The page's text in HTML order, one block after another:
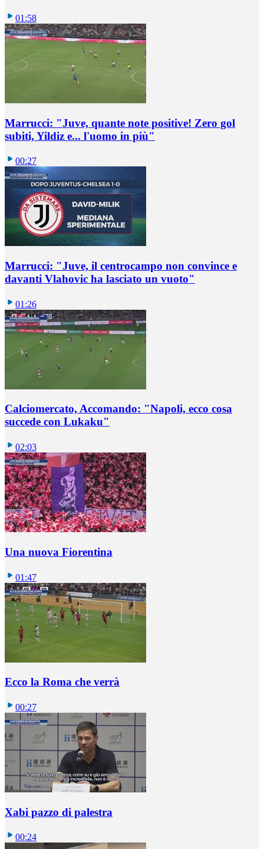
01:58
Marrucci: "Juve, quante note positive! Zero gol
subiti, Yildiz e... l'uomo in più"
00:27
Marrucci: "Juve, il centrocampo non convince e
davanti Vlahovic ha lasciato un vuoto"
01:26
Calciomercato, Accomando: "Napoli, ecco cosa
succede con Lukaku"
02:03
Una nuova Fiorentina
01:47
Ecco la Roma che verrà
00:27
Xabi pazzo di palestra
00:24